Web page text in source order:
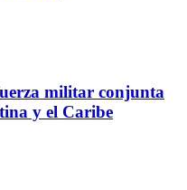
militar conjunta
y el Caribe